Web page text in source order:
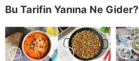
Bu Tarifin Yanına Ne Gider?